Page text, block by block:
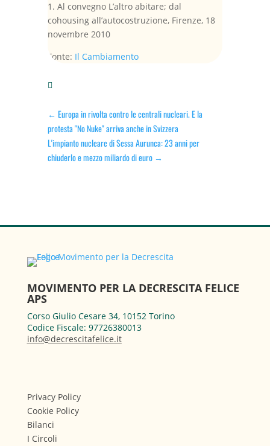
1. Al convegno L’altro abitare; dal
cohousing all’autocostruzione, Firenze, 18
novembre 2010
Fonte: Il Cambiamento

← Europa in rivolta contro le centrali nucleari. E la
protesta "No Nuke" arriva anche in Svizzera
L'impianto nucleare di Sessa Aurunca: 23 anni per
chiuderlo e mezzo miliardo di euro→
MOVIMENTO PER LA DECRESCITA FELICE
APS
Corso Giulio Cesare 34, 10152 Torino
Codice Fiscale: 97726380013
info@decrescitafelice.it
Privacy Policy
Cookie Policy
Bilanci
I Circoli